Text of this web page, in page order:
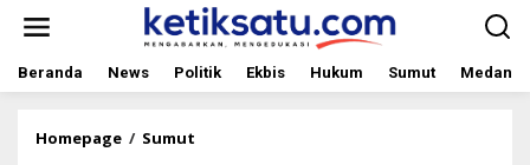
t
Beranda News Politik Ekbis Hukum Sumut Medan
Homepage / Sumut